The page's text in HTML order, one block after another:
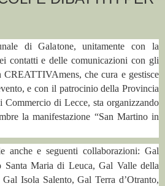
di Galatone, unitamente con la
contatti e delle comunicazioni con gli
che cura e gestisce
e con il patrocinio della Provincia
Commercio di Lecce, sta organizzando
la manifestazione “San Martino in
anchee seguenti collaborazioni: Gal
Santa Maria di Leuca, Gal Valle della
Isola Salento, Gal Terra d’Otranto,